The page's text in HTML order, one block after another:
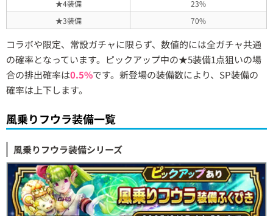
★4装備
23%
★3装備
70%
コラボや限定、常設ガチャに限らず、数値的には全ガチャ共通
の確率となっています。ピックアップ中の★5装備1点狙いの場
合の排出確率は0.5%です。新登場の装備数により、SP装備の
確率は上下します。
風乗りフウラ装備一覧
風乗りフウラ装備シリーズ